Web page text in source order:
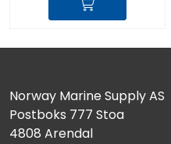
Norway Marine Supply AS
Postboks 777 Stoa
4808 Arendal